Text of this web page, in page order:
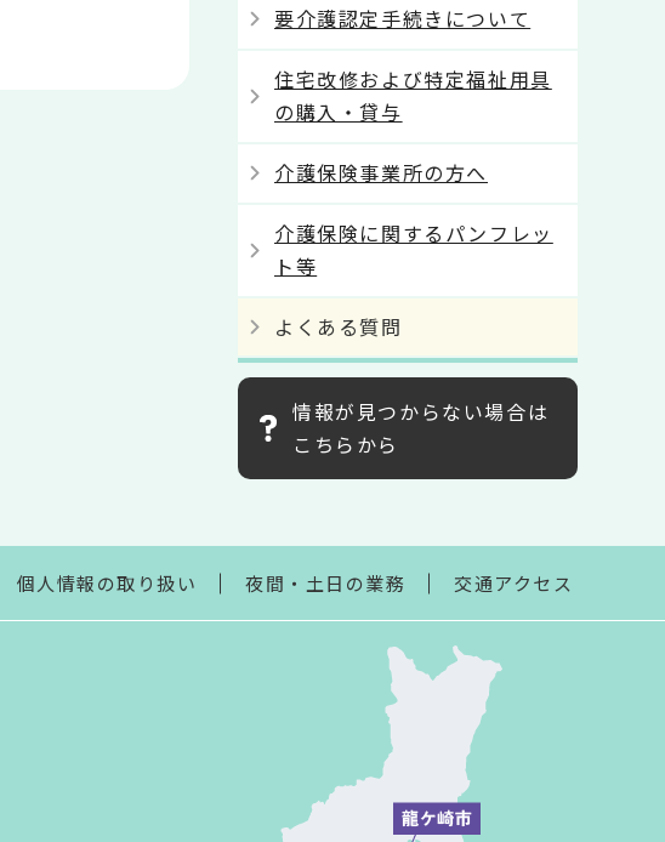
要介護認定手続きについて
住宅改修および特定福祉用具
の購入・貸与
介護保険事業所の方へ
介護保険に関するパンフレッ
ト等
よくある質問
情報が見つからない場合は
こちらから
個人情報の取り扱い 夜間・土日の業務 交通アクセス